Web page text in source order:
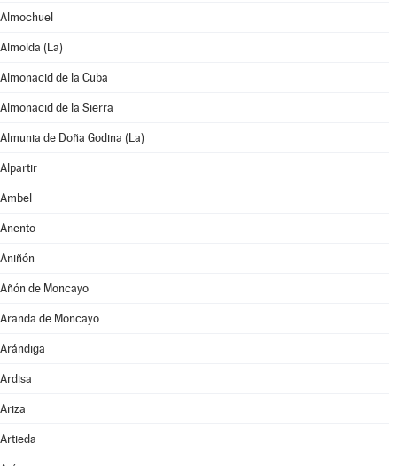
Almochuel
Almolda (La)
Almonacid de la Cuba
Almonacid de la Sierra
Almunia de Doña Godina (La)
Alpartir
Ambel
Anento
Aniñón
Añón de Moncayo
Aranda de Moncayo
Arándiga
Ardisa
Ariza
Artieda